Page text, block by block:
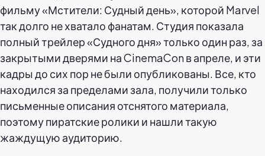
фильму «Мстители: Судный день», которой Marvel
так долго не хватало фанатам. Студия показала
полный трейлер «Судного дня» только один раз, за
закрытыми дверями на CinemaCon в апреле, и эти
кадры до сих пор не были опубликованы. Все, кто
находился за пределами зала, получили только
письменные описания отснятого материала,
поэтому пиратские ролики и нашли такую
жаждущую аудиторию.